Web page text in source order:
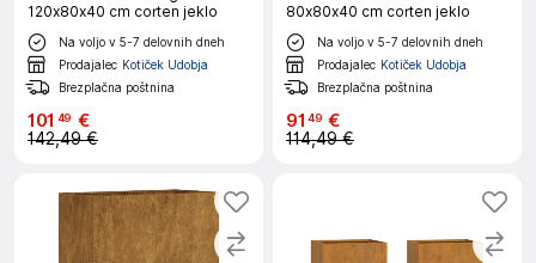
120x80x40 cm corten jeklo
Na voljo v 5-7 delovnih dneh
Prodajalec Kotiček Udobja
Brezplačna poštnina
101 49 €
142,49 €
80x80x40 cm corten jeklo
Na voljo v 5-7 delovnih dneh
Prodajalec Kotiček Udobja
Brezplačna poštnina
91 49 €
114,49 €